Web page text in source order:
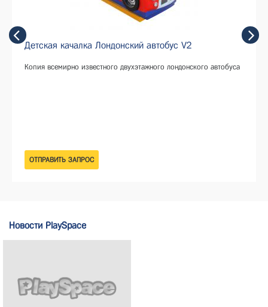
Детская качалка Лондонский автобус V2
Копия всемирно известного двухэтажного лондонского автобуса
Новости PlaySpace